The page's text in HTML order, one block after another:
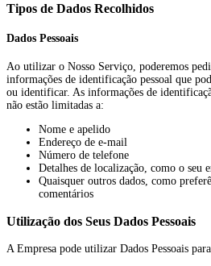
Tipos de Dados Recolhidos
Dados Pessoais
Ao utilizar o Nosso Serviço, poderemos
informações de identificação pessoal que
ou identificar. As informações de
não estão limitadas a:
Nome e apelido
Endereço de e-mail
Número de telefone
Detalhes de localização, como o seu
Quaisquer outros dados, como
comentários
Utilização dos Seus Dados Pessoais
A Empresa pode utilizar Dados Pessoais